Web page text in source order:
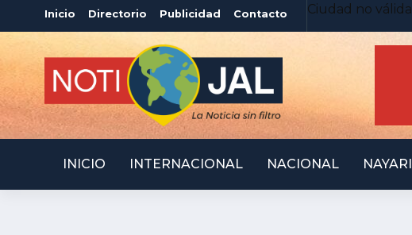
Inicio Directorio Publicidad Contacto Ciudad no
INICIO INTERNACIONAL NACIONAL